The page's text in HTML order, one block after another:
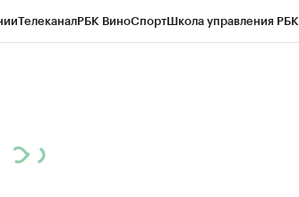
ТелеканалРБК ВиноСпортШкола управления РБК